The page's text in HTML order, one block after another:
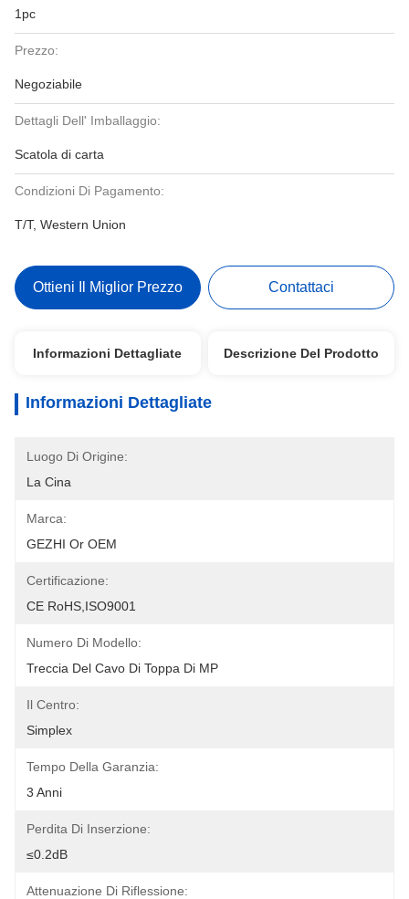
1pc
Prezzo:
Negoziabile
Dettagli Dell' Imballaggio:
Scatola di carta
Condizioni Di Pagamento:
T/T, Western Union
Ottieni Il Miglior Prezzo Contattaci
Informazioni Dettagliate Descrizione Del Prodotto
Informazioni Dettagliate
Luogo Di Origine:
La Cina
Marca:
GEZHI Or OEM
Certificazione:
CE RoHS,ISO9001
Numero Di Modello:
Treccia Del Cavo Di Toppa Di MP
Il Centro:
Simplex
Tempo Della Garanzia:
3 Anni
Perdita Di Inserzione:
≤0.2dB
Attenuazione Di Riflessione: